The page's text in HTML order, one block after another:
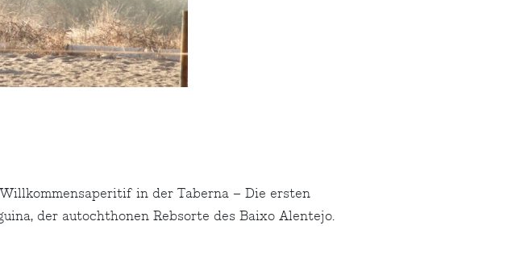
in der Taberna – Die ersten
der autochthonen Rebsorte des Baixo Alentejo.